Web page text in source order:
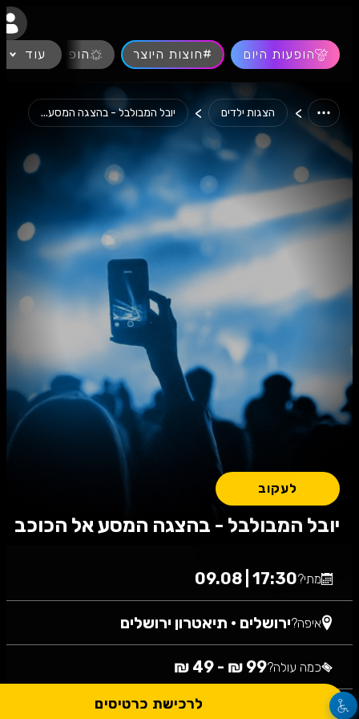
הופעות היום #חוצות היוצר הופעות חיות
עוד
> הצגות ילדים > יובל המבולבל - בהצגה המסע...
יובל המבולבל - בהצגה המסע אל הכוכב
לעקוב
מתי?17:30 | 09.08
איפה?ירושלים • תיאטרון ירושלים
כמה עולה?99 ₪ - 49 ₪
לרכישת כרטיסים